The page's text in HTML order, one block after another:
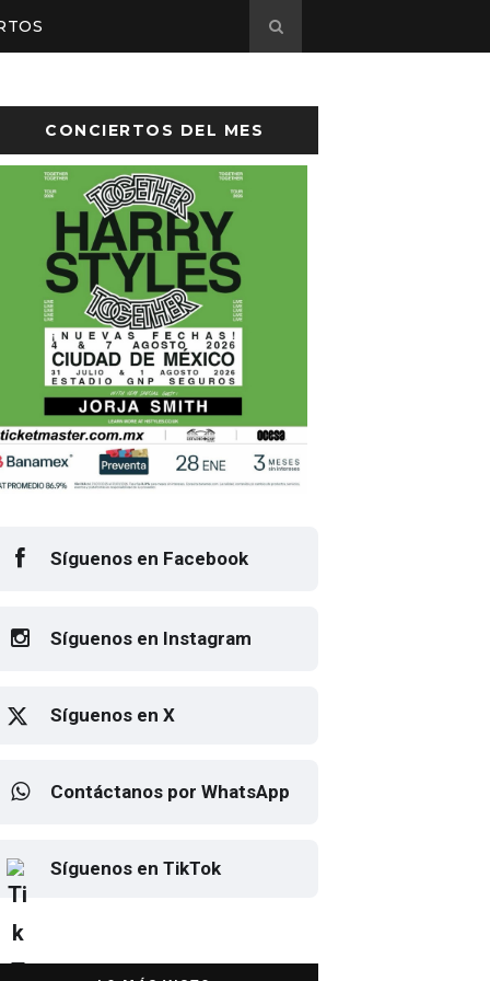
el cartel de Flow Fest 2026
CONCIERTOS DEL MES
Síguenos en Facebook
Síguenos en Instagram
Síguenos en X
Contáctanos por WhatsApp
Elton John regresa a CDMX
para despedirse en el Estadio